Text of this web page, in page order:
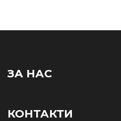
ЗА НАС
КОНТАКТИ